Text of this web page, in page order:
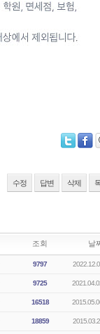
수정 답변 삭제
조회 날
9797
9725
16518
18859